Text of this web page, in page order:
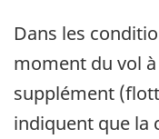
Dans les
moment du vol
supplément
indiquent que la